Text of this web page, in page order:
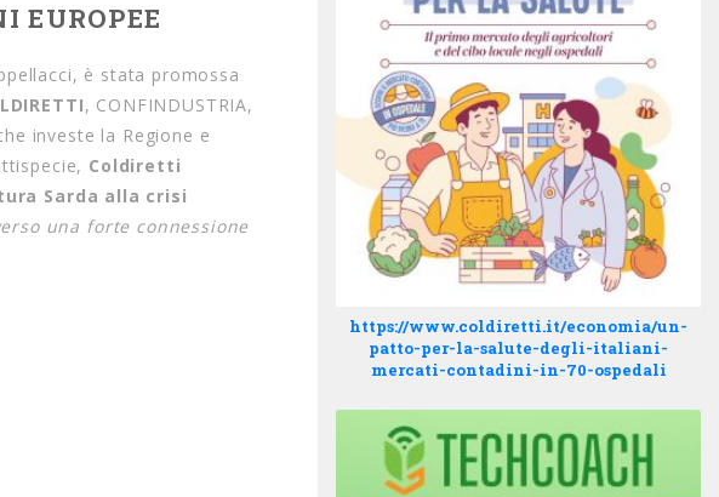
EUROPEE
è stata promossa
, CONFINDUSTRIA,
investe la Regione e
Coldiretti
Sarda alla crisi
una forte connessione
https://www.coldiretti.it/economia/un-
patto-per-la-salute-degli-italiani-
mercati-contadini-in-70-ospedali